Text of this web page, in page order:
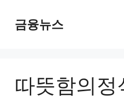
금융뉴스
따뜻함의정